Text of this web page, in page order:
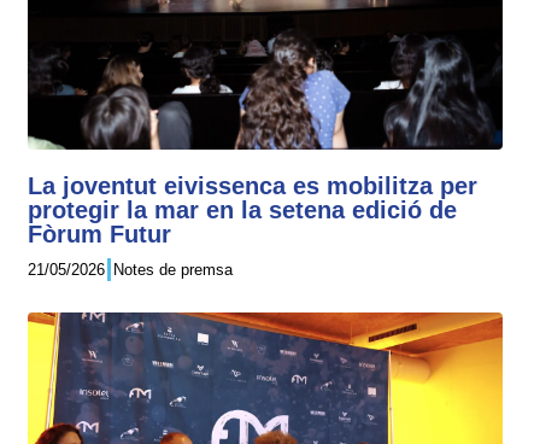
La joventut eivissenca es mobilitza per
protegir la mar en la setena edició de
Fòrum Futur
21/05/2026 Notes de premsa